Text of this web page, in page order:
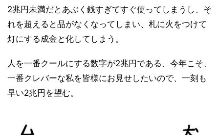
2兆円未満だとあぶく銭すぎてすぐ使ってしまうし、そ
れを超えると品がなくなってしまい、札に火をつけて
灯にする成金と化してしまう。
人を一番クールにする数字が2兆円である、今年こそ、
一番クレバーな私を皆様にお見せしたいので、一刻も
早い2兆円を望む。